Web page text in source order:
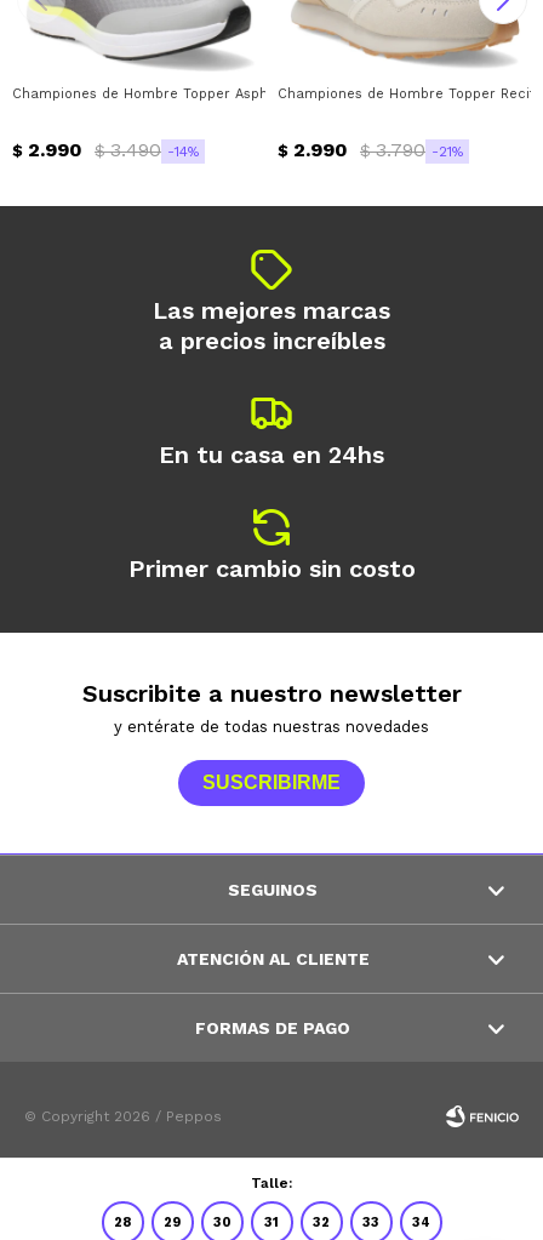
Talle:
28 29 30 31 32 33 34
Championes de Hombre Topper Asphalt Topper - Beige - Gris - Verde Lima
$ 2.990 $ 3.490 14
Championes de Hombre Topper
$ 2.990 $ 3.790 21
Las mejores marcas
a precios increíbles
En tu casa en 24hs
Primer cambio sin costo
Suscribite a nuestro newsletter
y entérate de todas nuestras novedades
SUSCRIBIRME
SEGUINOS
ATENCIÓN AL CLIENTE
FORMAS DE PAGO
© Copyright 2026 / Peppos